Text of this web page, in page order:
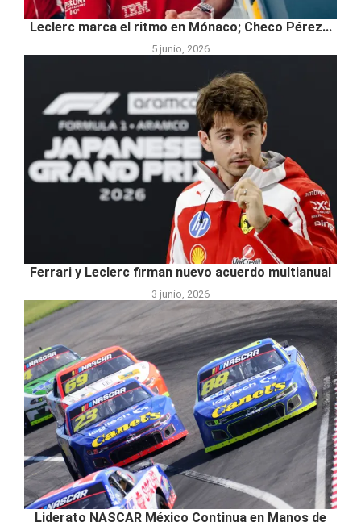
Leclerc marca el ritmo en Mónaco; Checo Pérez...
5 junio, 2026
Ferrari y Leclerc firman nuevo acuerdo multianual
3 junio, 2026
Liderato NASCAR México Continua en Manos de